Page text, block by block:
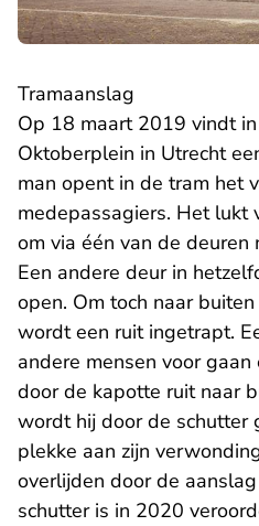
Tramaanslag
Op 18 maart 2019 vindt
Oktoberplein in Utrecht
man opent in de tram het
medepassagiers. Het lukt
om via één van de deuren
Een andere deur in
open. Om toch naar
wordt een ruit ingetrapt.
andere mensen voor
door de kapotte ruit naar
wordt hij door de schutter
plekke aan zijn
overlijden door de
schutter is in 2020